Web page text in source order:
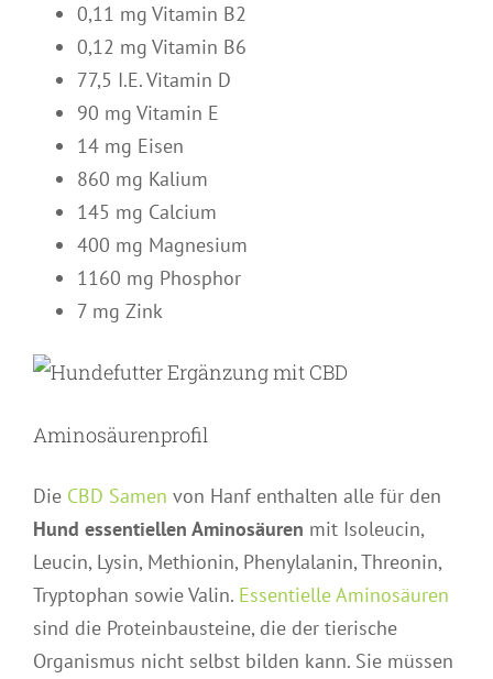
0,11 mg Vitamin B2
0,12 mg Vitamin B6
77,5 I.E. Vitamin D
90 mg Vitamin E
14 mg Eisen
860 mg Kalium
145 mg Calcium
400 mg Magnesium
1160 mg Phosphor
7 mg Zink
Aminosäurenprofil
Die CBD Samen von Hanf enthalten alle für den
Hund essentiellen Aminosäuren mit Isoleucin,
Leucin, Lysin, Methionin, Phenylalanin, Threonin,
Tryptophan sowie Valin. Essentielle Aminosäuren
sind die Proteinbausteine, die der tierische
Organismus nicht selbst bilden kann. Sie müssen